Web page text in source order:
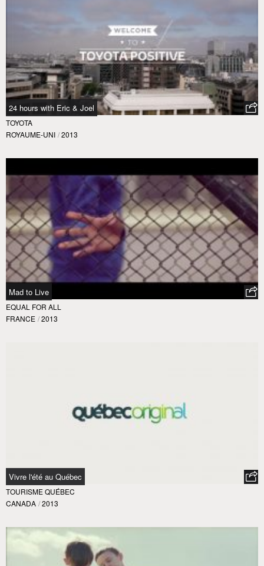
24 hours with Eric & Joel
TOYOTA
ROYAUME-UNI / 2013
Mad to Live
EQUAL FOR ALL
FRANCE / 2013
Vivre l'été au Québec
TOURISME QUÉBEC
CANADA / 2013